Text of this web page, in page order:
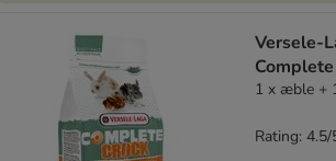
Versele-
Complete
1 x æble +
Rating: 4.5/